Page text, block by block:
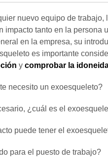
nuevo equipo de trabajo,
impacto tanto en la persona
en la empresa, su
es importante
y comprobar la
necesito un exoesqueleto?
¿cuál es el
puede tener el
para el puesto de trabajo?